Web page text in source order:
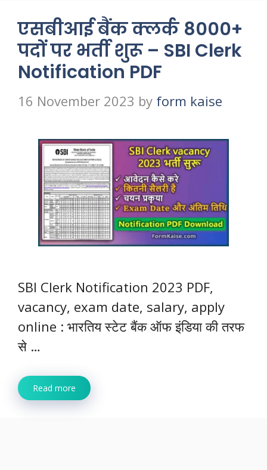
एसबीआई बैंक क्लर्क 8000+
पदों पर भर्ती शुरू – SBI Clerk
Notification PDF
16 November 2023 by form kaise
SBI Clerk Notification 2023 PDF,
vacancy, exam date, salary, apply
online : भारतिय स्टेट बैंक ऑफ इंडिया की तरफ
से …
Read more